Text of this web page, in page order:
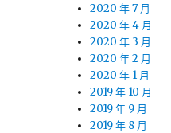
2020 年 7 月
2020 年 4 月
2020 年 3 月
2020 年 2 月
2020 年 1 月
2019 年 10 月
2019 年 9 月
2019 年 8 月